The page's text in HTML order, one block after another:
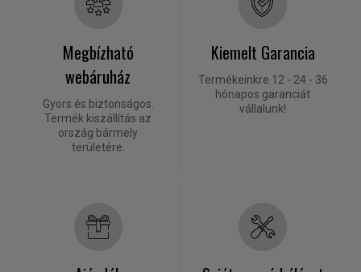
Megbízható
webáruház
Gyors és biztonságos.
Termék kiszállítás az
ország bármely
területére.
Kiemelt Garancia
Termékeinkre 12 - 24 - 36
hónapos garanciát
vállalunk!